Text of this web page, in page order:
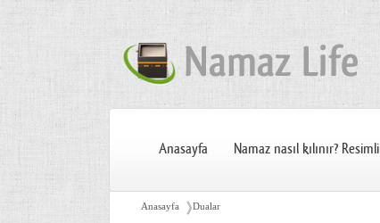
Anasayfa Namaz nasıl kılınır? Resimli
Anasayfa ❭Dualar